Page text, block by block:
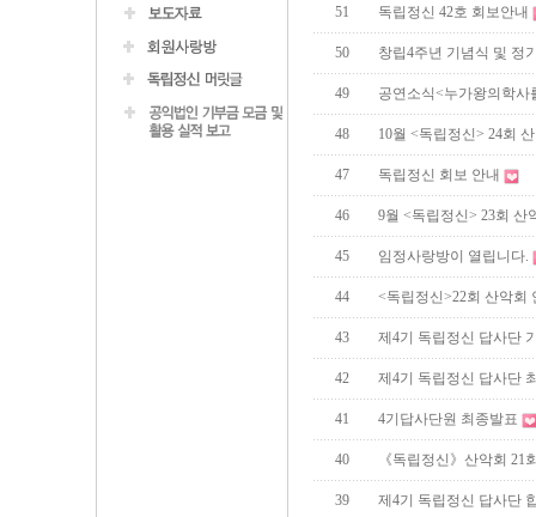
51 독립정신 42호 회보안내
50 창립4주년 기념식 및 정
49 공연소식<누가왕의학사
48 10월 <독립정신> 24회
47 독립정신 회보 안내
46 9월 <독립정신> 23회 산
45 임정사랑방이 열립니다.
44 <독립정신>22회 산악회
43 제4기 독립정신 답사단
42 제4기 독립정신 답사단
41 4기답사단원 최종발표
40 《독립정신》산악회
39 제4기 독립정신 답사단